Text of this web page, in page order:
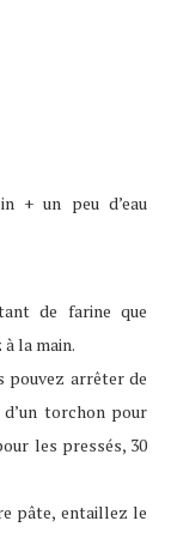
+ un peu d’eau
de farine que
la main.
pouvez arrêter de
torchon pour
les pressés, 30
pâte, entaillez le